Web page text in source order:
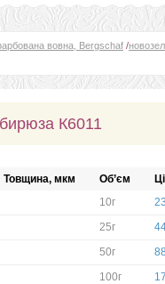
вовна, Bergschaf /
К6011
Товщина, мкм Об’єм
10г
23
25г
50г
88
100г